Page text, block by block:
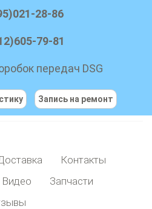
28-86
79-81
передач DSG
Запись на ремонт
Контакты
Видео
Запчасти